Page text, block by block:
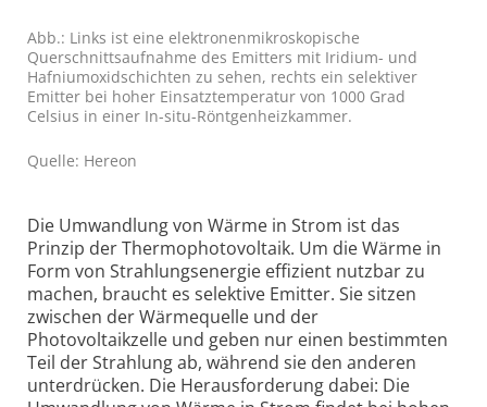
Abb.: Links ist eine elektronenmikroskopische
Querschnittsaufnahme des Emitters mit Iridium- und
Hafniumoxidschichten zu sehen, rechts ein selektiver
Emitter bei hoher Einsatztemperatur von 1000 Grad
Celsius in einer In-situ-Röntgenheizkammer.
Quelle: Hereon
Die Umwandlung von Wärme in Strom ist das
Prinzip der Thermophotovoltaik. Um die Wärme in
Form von Strahlungsenergie effizient nutzbar zu
machen, braucht es selektive Emitter. Sie sitzen
zwischen der Wärmequelle und der
Photovoltaikzelle und geben nur einen bestimmten
Teil der Strahlung ab, während sie den anderen
unterdrücken. Die Herausforderung dabei: Die